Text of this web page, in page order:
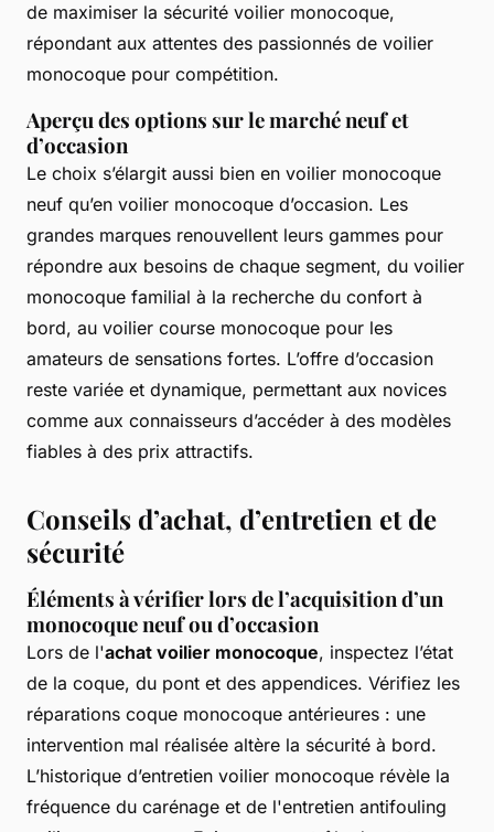
de maximiser la sécurité voilier monocoque,
répondant aux attentes des passionnés de voilier
monocoque pour compétition.
Aperçu des options sur le marché neuf et
d’occasion
Le choix s’élargit aussi bien en voilier monocoque
neuf qu’en voilier monocoque d’occasion. Les
grandes marques renouvellent leurs gammes pour
répondre aux besoins de chaque segment, du voilier
monocoque familial à la recherche du confort à
bord, au voilier course monocoque pour les
amateurs de sensations fortes. L’offre d’occasion
reste variée et dynamique, permettant aux novices
comme aux connaisseurs d’accéder à des modèles
fiables à des prix attractifs.
Conseils d’achat, d’entretien et de
sécurité
Éléments à vérifier lors de l’acquisition d’un
monocoque neuf ou d’occasion
Lors de l'achat voilier monocoque, inspectez l’état
de la coque, du pont et des appendices. Vérifiez les
réparations coque monocoque antérieures : une
intervention mal réalisée altère la sécurité à bord.
L’historique d’entretien voilier monocoque révèle la
fréquence du carénage et de l'entretien antifouling